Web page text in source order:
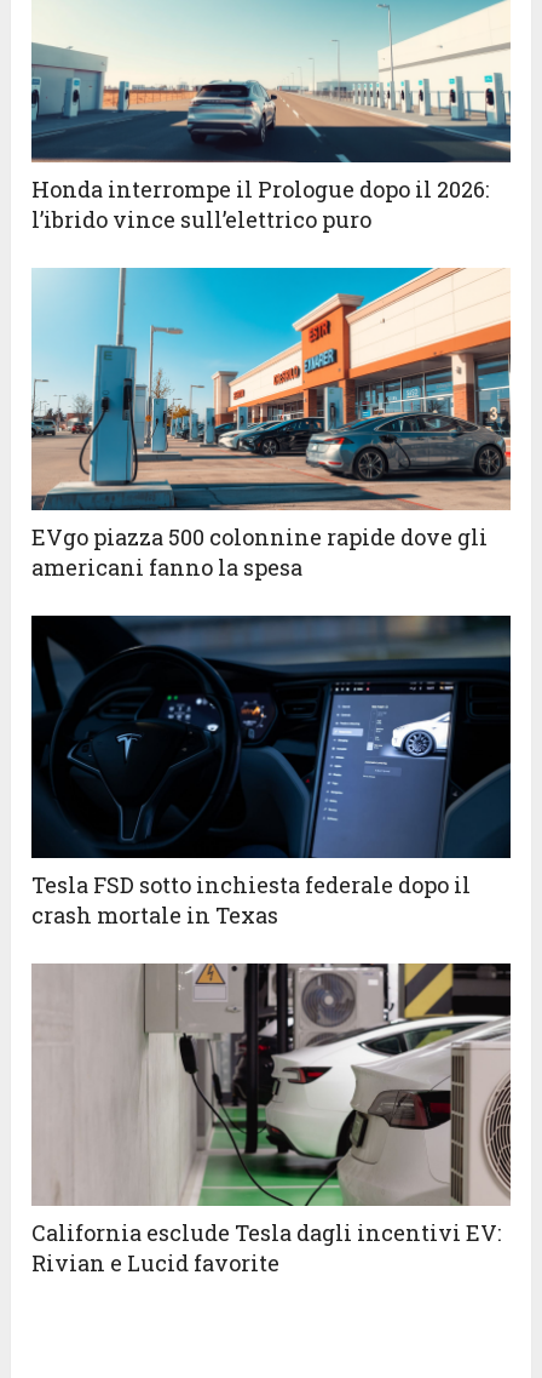
Honda interrompe il Prologue dopo il 2026:
l’ibrido vince sull’elettrico puro
EVgo piazza 500 colonnine rapide dove gli
americani fanno la spesa
Tesla FSD sotto inchiesta federale dopo il
crash mortale in Texas
California esclude Tesla dagli incentivi EV:
Rivian e Lucid favorite